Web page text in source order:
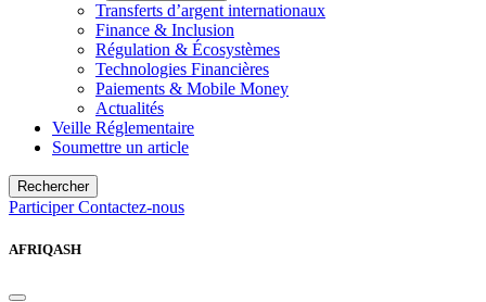
Transferts d’argent internationaux
Finance & Inclusion
Régulation & Écosystèmes
Technologies Financières
Paiements & Mobile Money
Actualités
Veille Réglementaire
Soumettre un article
Rechercher
ParticiperContactez-nous
AFRIQASH